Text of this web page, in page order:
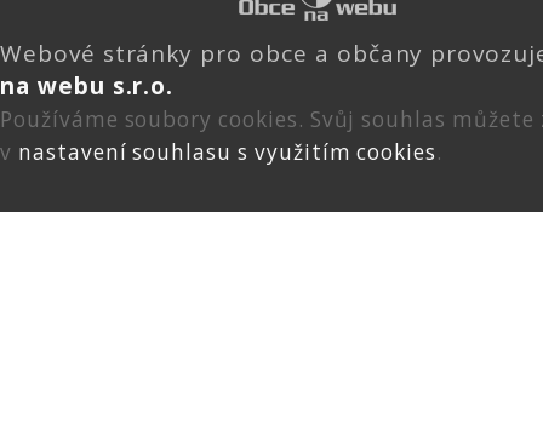
Webové stránky pro obce a občany
na webu s.r.o.
Používáme soubory cookies. Svůj souhlas
v nastavení souhlasu s využitím cookies.